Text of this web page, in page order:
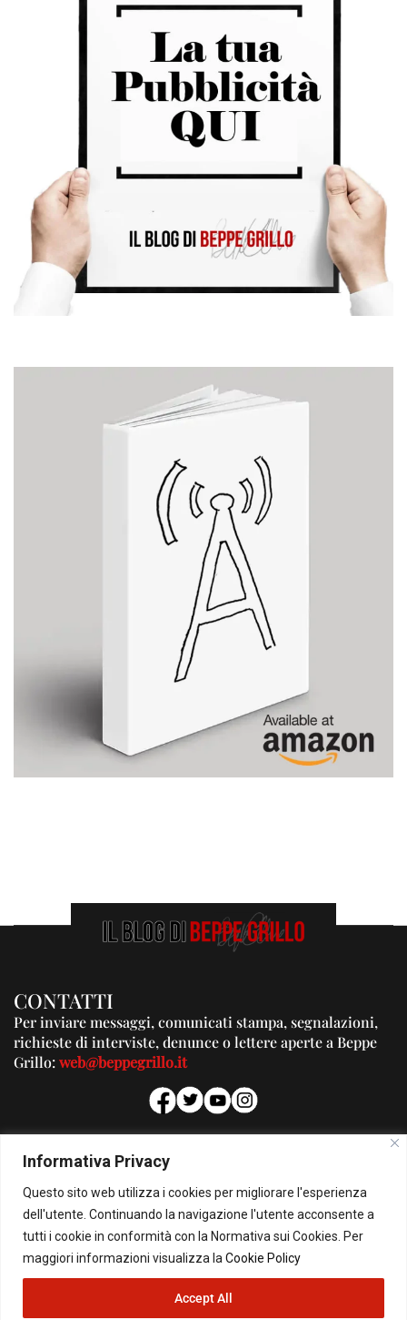
Informativa Privacy
Questo sito web utilizza i cookies per migliorare l'esperienza
dell'utente. Continuando la navigazione l'utente acconsente a
tutti i cookie in conformità con la Normativa sui Cookies. Per
maggiori informazioni visualizza la Cookie Policy
Accept All
CONTATTI
Per inviare messaggi, comunicati stampa, segnalazioni,
richieste di interviste, denunce o lettere aperte a Beppe
Grillo:web@beppegrillo.it
PUBBLICITA'
Per la tua pubblicità su questo Blog:
pubblicita@beppegrillo.it
HOMEPAGE COOKIE POLICY PRIVACY POLICY CONTATTI
© Copyright 2026 - Il Blog di Beppe Grillo. All Rights Reserved - Powered by